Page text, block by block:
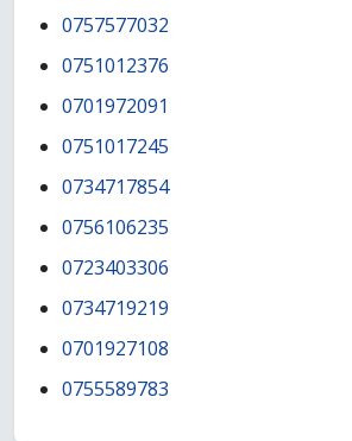
0757577032
0751012376
0701972091
0751017245
0734717854
0756106235
0723403306
0734719219
0701927108
0755589783